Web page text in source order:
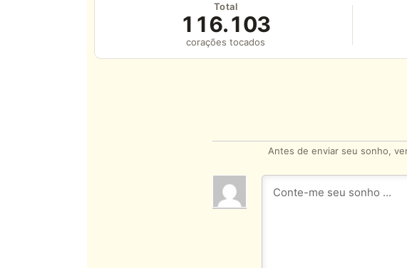
Total
116.103
corações tocados
Antes de enviar seu sonho,